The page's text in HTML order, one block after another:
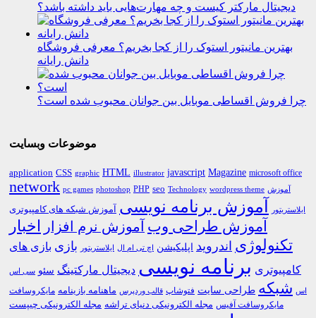
دیجیتال مارکتر کیست و چه مهارت‌هایی باید داشته باشد؟
بهترین مانیتور استوک را از کجا بخریم؟ معرفی فروشگاه
دانش رایانه
چرا فروش اقساطی موبایل بین جوانان محبوب شده است؟
موضوعات وبسایت
application CSS graphic HTML illustrator javascript Magazine microsoft office
network pc games photoshop PHP seo Technology wordpress theme آموزش
ایلاستریتور آموزش برنامه نویسی آموزش شبکه های کامپیوتری
آموزش طراحی وب آموزش نرم افزار اخبار
تکنولوژی اندروید اپلیکیشن اچ تی ام ال ایلاستریتور بازی بازی های
کامپیوتری برنامه نویسی دیجیتال مارکتینگ سئو سی اس
اس شبکه طراحی سایت فتوشاپ قالب وردپرس ماهنامه بازینامه مایکروسافت
مایکروسافت آفیس مجله الکترونیکی دنیای تراشه مجله الکترونیکی چیپست